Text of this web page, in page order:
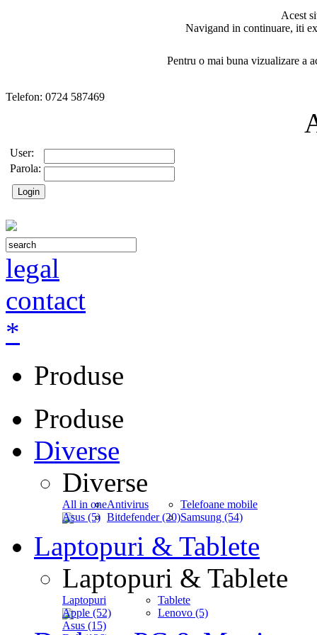
Acest
Navigand in continuare, iti
Pentru o mai buna vizualizare a
Telefon: 0724 587469
User:
Parola:
legal
contact
*
Produse
Produse
Diverse
Diverse
All in one
Asus (5)
Antivirus
Bitdefender (20)
Telefoane mobile
Samsung (54)
Laptopuri & Tablete
Laptopuri & Tablete
Laptopuri
Apple (52)
Asus (15)
Tablete
Lenovo (5)